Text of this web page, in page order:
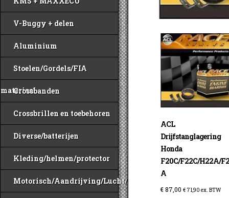
V-Buggy + delen
Aluminium
Stoelen/Gordels/FIA
materiaal
Crossbanden
Crossbrillen en toebehoren
Diverse/batterijen
Kleding/helmen/protector
Motorisch/Aandrijving/Lucht/Benzine
ACL
Drijfstanglagering
Honda
F20C/F22C/H22A/
A
€87,00 € 71,90 ex. BTW